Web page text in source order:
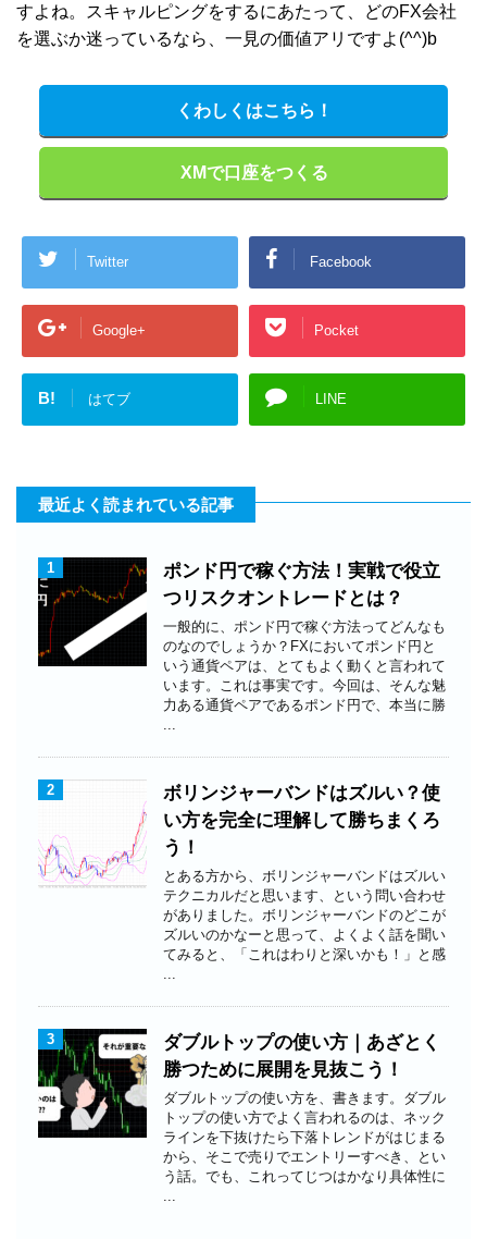
すよね。スキャルピングをするにあたって、どのFX会社
を選ぶか迷っているなら、一見の価値アリですよ(^^)b
くわしくはこちら！
XMで口座をつくる
Twitter Facebook
Google+ Pocket
B! はてブ LINE
最近よく読まれている記事
1
ポンド円で稼ぐ方法！実戦で役立
つリスクオントレードとは？
一般的に、ポンド円で稼ぐ方法ってどんなも
のなのでしょうか？FXにおいてポンド円と
いう通貨ペアは、とてもよく動くと言われて
います。これは事実です。今回は、そんな魅
力ある通貨ペアであるポンド円で、本当に勝
2
ボリンジャーバンドはズルい？使
い方を完全に理解して勝ちまくろ
う！
とある方から、ボリンジャーバンドはズルい
テクニカルだと思います、という問い合わせ
がありました。ボリンジャーバンドのどこが
ズルいのかなーと思って、よくよく話を聞い
てみると、「これはわりと深いかも！」と感
3
ダブルトップの使い方｜あざとく
勝つために展開を見抜こう！
ダブルトップの使い方を、書きます。ダブル
トップの使い方でよく言われるのは、ネック
ラインを下抜けたら下落トレンドがはじまる
から、そこで売りでエントリーすべき、とい
う話。でも、これってじつはかなり具体性に